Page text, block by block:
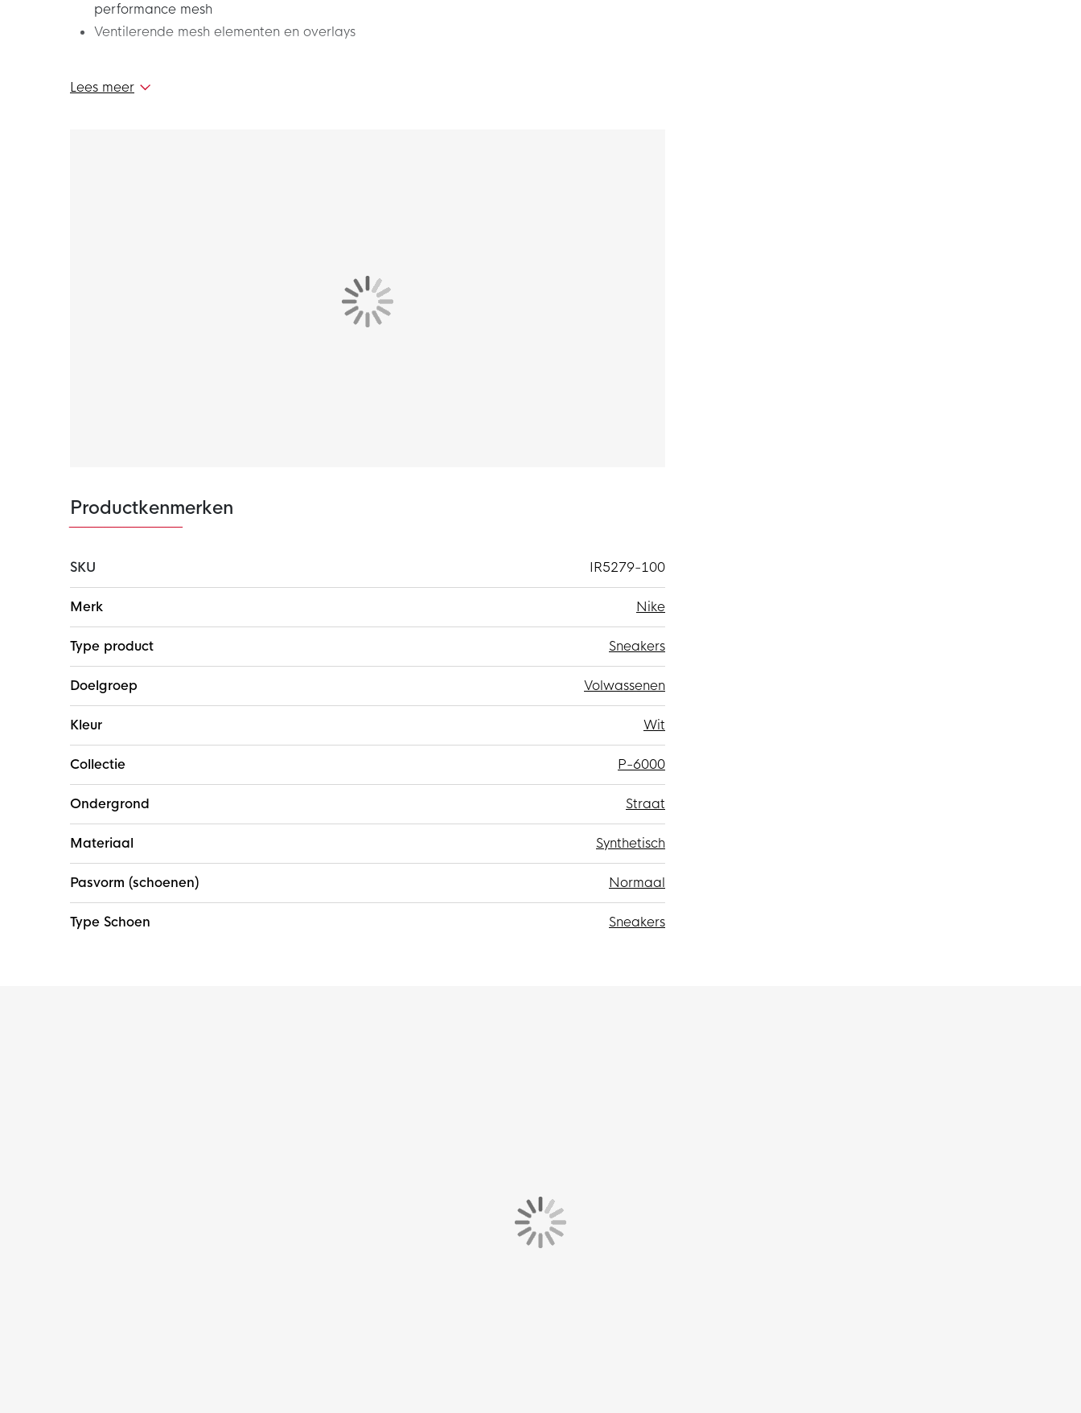
performance mesh
Ventilerende mesh elementen en overlays
Deze Nike P-6000 Sneakers Wit Rood Platinum Donkergrijs is gebaseerd op de Nike Air
Pegasus uit 2006, waardoor je een iconische stijl krijgt die ventilerend en comfortabel is en
De Nike sneakers bevatten een combinatie van synthetisch leder en high-performance mesh.
De volledig rubberen buitenzool is duurzaam en zorgt voor een ongeëvenaarde grip.
Lees meer
Productkenmerken
SKU
IR5279-100
informatie
Merk Nike
Type product Sneakers
Doelgroep Volwassenen
Kleur Wit
Collectie P-6000
Ondergrond Straat
Materiaal Synthetisch
Pasvorm (schoenen) Normaal
Type Schoen Sneakers